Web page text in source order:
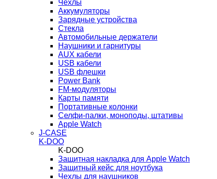
Чехлы
Аккумуляторы
Зарядные устройства
Стекла
Автомобильные держатели
Наушники и гарнитуры
AUX кабели
USB кабели
USB флешки
Power Bank
FM-модуляторы
Карты памяти
Портативные колонки
Селфи-палки, моноподы, штативы
Apple Watch
J-CASE
K-DOO
K-DOO
Защитная накладка для Apple Watch
Защитный кейс для ноутбука
Чехлы для наушников